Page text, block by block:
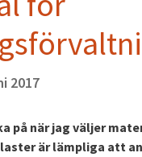
2017
på när jag väljer
är lämpliga att